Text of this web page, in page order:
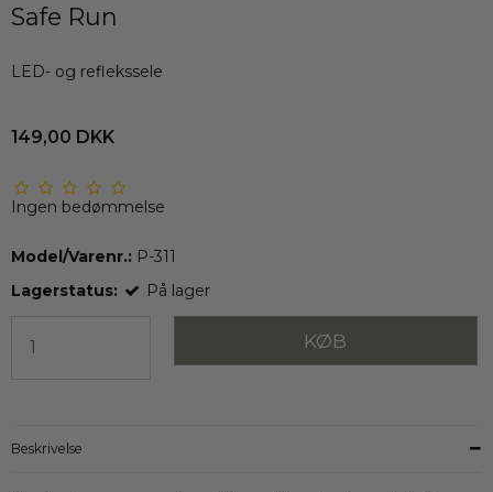
Safe Run
LED- og reflekssele
149,00 DKK
Ingen bedømmelse
Model/Varenr.: P-311
Lagerstatus:
På lager
KØB
Beskrivelse